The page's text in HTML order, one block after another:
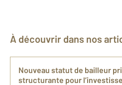
À découvrir dans nos
Nouveau statut de bailleur
structurante pour